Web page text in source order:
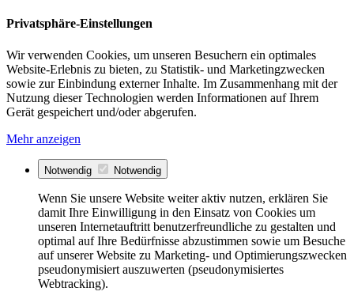
Privatsphäre-Einstellungen
Wir verwenden Cookies, um unseren Besuchern ein optimales
Website-Erlebnis zu bieten, zu Statistik- und Marketingzwecken
sowie zur Einbindung externer Inhalte. Im Zusammenhang mit der
Nutzung dieser Technologien werden Informationen auf Ihrem
Gerät gespeichert und/oder abgerufen.
Mehr anzeigen
Notwendig Notwendig
Wenn Sie unsere Website weiter aktiv nutzen, erklären Sie
damit Ihre Einwilligung in den Einsatz von Cookies um
unseren Internetauftritt benutzerfreundliche zu gestalten und
optimal auf Ihre Bedürfnisse abzustimmen sowie um Besuche
auf unserer Website zu Marketing- und Optimierungszwecken
pseudonymisiert auszuwerten (pseudonymisiertes
Webtracking).